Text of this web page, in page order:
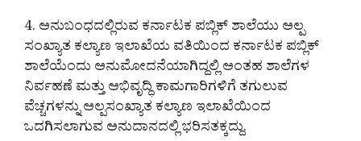
4. ಅನುಬಂಧದಲ್ಲಿರುವ ಕರ್ನಾಟಕ ಪಬ್ಲಿಕ್ ಶಾಲೆಯು ಅಲ್ಪ
ಸಂಖ್ಯಾತ ಕಲ್ಯಾಣ ಇಲಾಖೆಯ ವತಿಯಿಂದ ಕರ್ನಾಟಕ ಪಬ್ಲಿಕ್
ಶಾಲೆಯೆಂದು ಅನುಮೋದನೆಯಾಗಿದ್ದಲ್ಲಿ ಅಂತಹ ಶಾಲೆಗಳ
ನಿರ್ವಹಣೆ ಮತ್ತು ಅಭಿವೃದ್ಧಿ ಕಾಮಗಾರಿಗಳಿಗೆ ತಗುಲುವ
ವೆಚ್ಚಗಳನ್ನು ಅಲ್ಪಸಂಖ್ಯಾತ ಕಲ್ಯಾಣ ಇಲಾಖೆಯಿಂದ
ಒದಗಿಸಲಾಗುವ ಅನುದಾನದಲ್ಲಿ ಭರಿಸತಕ್ಕದ್ದು.